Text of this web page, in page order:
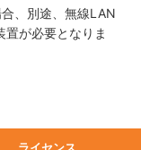
、別途、無線LAN
が必要となりま